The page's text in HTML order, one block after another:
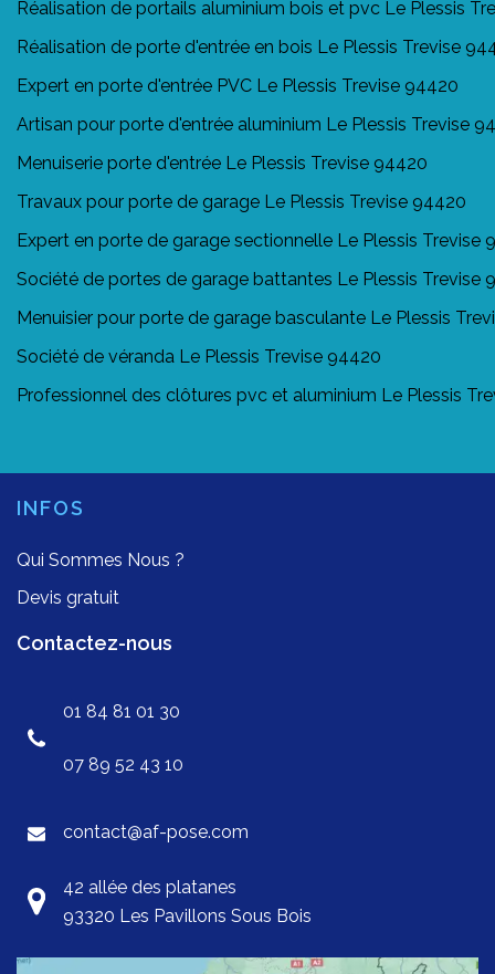
Réalisation de portails aluminium bois et pvc Le Plessis
Réalisation de porte d'entrée en bois Le Plessis Trevise
Expert en porte d'entrée PVC Le Plessis Trevise 94420
Artisan pour porte d'entrée aluminium Le Plessis Trevise
Menuiserie porte d'entrée Le Plessis Trevise 94420
Travaux pour porte de garage Le Plessis Trevise 94420
Expert en porte de garage sectionnelle Le Plessis Trevise
Société de portes de garage battantes Le Plessis Trevise
Menuisier pour porte de garage basculante Le Plessis
Société de véranda Le Plessis Trevise 94420
Professionnel des clôtures pvc et aluminium Le Plessis
INFOS
Qui Sommes Nous ?
Devis gratuit
Contactez-nous
01 84 81 01 30
07 89 52 43 10
contact@af-pose.com
42 allée des platanes
93320 Les Pavillons Sous Bois